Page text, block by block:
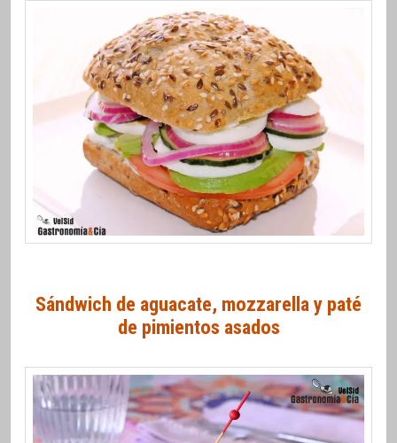
Sándwich de aguacate, mozzarella y paté
de pimientos asados